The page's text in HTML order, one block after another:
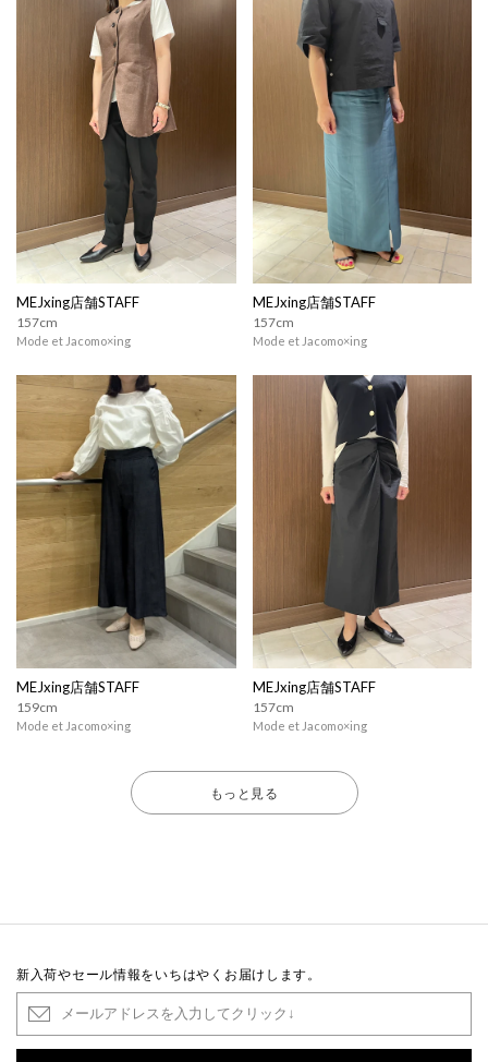
MEJxing店舗STAFF
157cm
Mode et Jacomo×ing
MEJxing店舗STAFF
157cm
Mode et Jacomo×ing
MEJxing店舗STAFF
159cm
Mode et Jacomo×ing
MEJxing店舗STAFF
157cm
Mode et Jacomo×ing
もっと見る
新入荷やセール情報をいちはやくお届けします。